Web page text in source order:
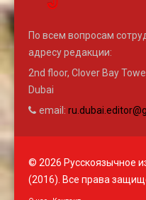
По всем вопросам
адресу редакции:
2nd floor, Clover Bay
Dubai
email:
© 2026 Русскоязычное
(2016). Все права